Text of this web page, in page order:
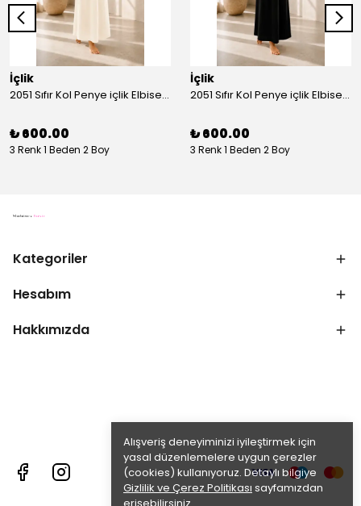
Alışveriş deneyiminizi iyileştirmek için
yasal düzenlemelere uygun çerezler
(cookies) kullanıyoruz. Detaylı bilgiye
Gizlilik ve Çerez Politikası sayfamızdan
İçlik
2051 Sıfır Kol Penye içlik Elbise - Ekru
₺ 600.00
3 Renk 1 Beden 2 Boy
İçlik
2051 Sıfır Kol Penye içlik Elbise - Siyah
₺ 600.00
3 Renk 1 Beden 2 Boy
Kategoriler
Hesabım
Hakkımızda